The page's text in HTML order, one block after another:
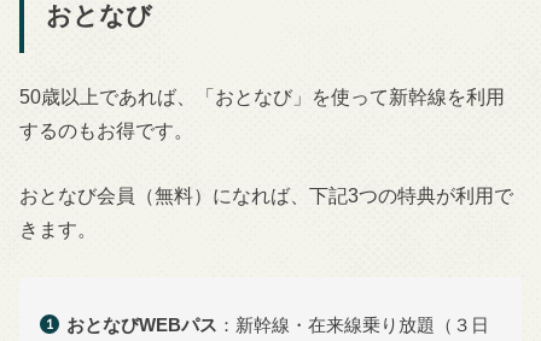
おとなび
50歳以上であれば、「おとなび」を使って新幹線を利用
するのもお得です。
おとなび会員（無料）になれば、下記3つの特典が利用で
きます。
おとなびWEBパス ：新幹線・在来線乗り放題（３日